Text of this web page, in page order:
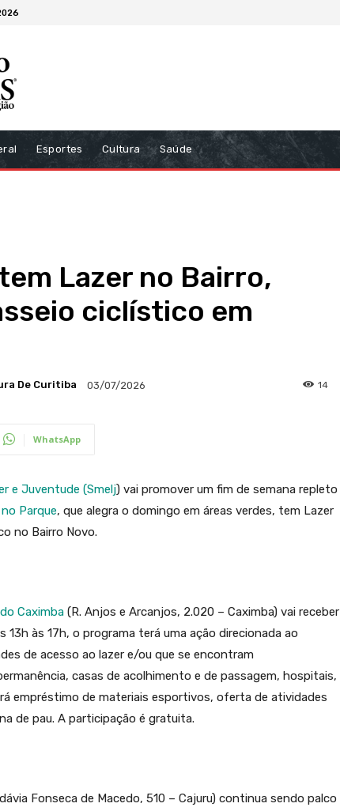
Esportes Cultura Saúde
Lazer no Bairro,
ciclístico em
De Curitiba 03/07/2026 14
WhatsApp
e Juventude (Smelj) vai promover um fim de semana repleto
Parque, que alegra o domingo em áreas verdes, tem Lazer
no Bairro Novo.
Caximba (R. Anjos e Arcanjos, 2.020 – Caximba) vai receber
13h às 17h, o programa terá uma ação direcionada ao
de acesso ao lazer e/ou que se encontram
casas de acolhimento e de passagem, hospitais,
empréstimo de materiais esportivos, oferta de atividades
de pau. A participação é gratuita.
Fonseca de Macedo, 510 – Cajuru) continua sendo palco